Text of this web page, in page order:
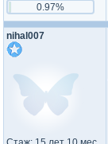
0.97%
nihal007